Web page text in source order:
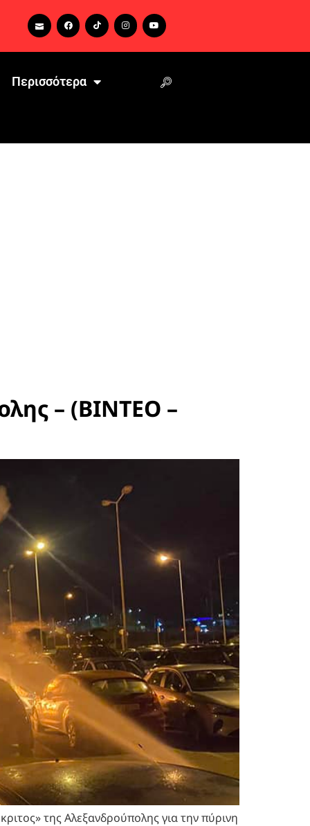
Περισσότερα
– (ΒΙΝΤΕΟ –
της Αλεξανδρούπολης για την πύρινη